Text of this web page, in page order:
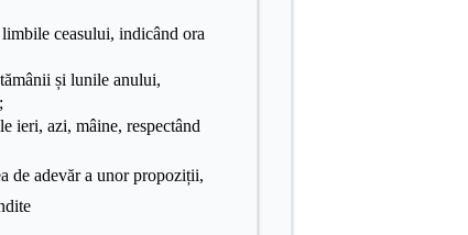
ceasului, indicând ora
și lunile anului,
ieri, azi, mâine, respectând
de adevăr a unor propoziții,